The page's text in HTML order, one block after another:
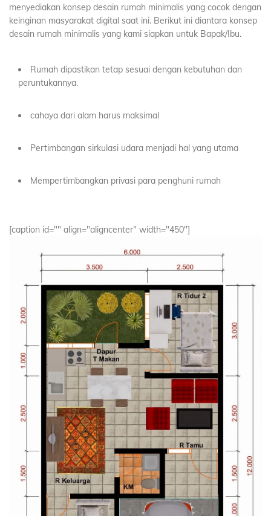
menyediakan konsep desain rumah minimalis yang cocok dengan
keinginan masyarakat digital saat ini. Berikut ini diantara konsep
desain rumah minimalis yang kami siapkan untuk Bapak/Ibu.
Rumah dipastikan tetap sesuai dengan kebutuhan dan
peruntukannya.
cahaya dari alam harus maksimal
Pertimbangan sirkulasi udara menjadi hal yang utama
Mempertimbangkan privasi para penghuni rumah
[caption id="" align="aligncenter" width="450"]